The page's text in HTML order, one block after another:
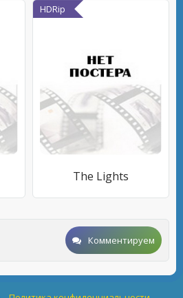
HDRip
The Lights
Комментируем